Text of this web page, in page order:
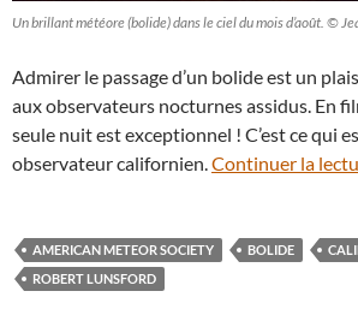
Un brillant météore (bolide) dans le ciel du mois d’août. ©
Admirer le passage d’un bolide est un
aux observateurs nocturnes assidus. En
seule nuit est exceptionnel ! C’est ce qui
observateur californien. Continuer la
AMERICAN METEOR SOCIETY BOLIDE
ROBERT LUNSFORD